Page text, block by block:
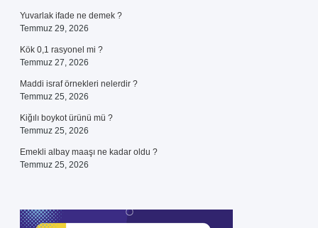
Yuvarlak ifade ne demek ?
Temmuz 29, 2026
Kök 0,1 rasyonel mi ?
Temmuz 27, 2026
Maddi israf örnekleri nelerdir ?
Temmuz 25, 2026
Kiğılı boykot ürünü mü ?
Temmuz 25, 2026
Emekli albay maaşı ne kadar oldu ?
Temmuz 25, 2026